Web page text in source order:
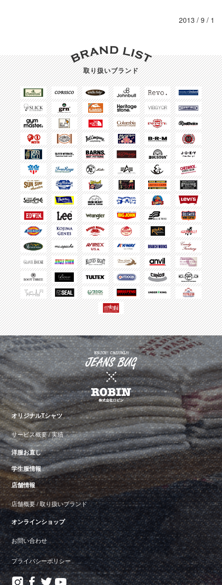
2013 / 9 / 1
取り扱いブランド
オリジナルTシャツ
サービス概要/実績
洋服お直し
学生服情報
店舗情報
店舗概要/取り扱いブランド
オンラインショップ
お問い合わせ
プライバシーポリシー